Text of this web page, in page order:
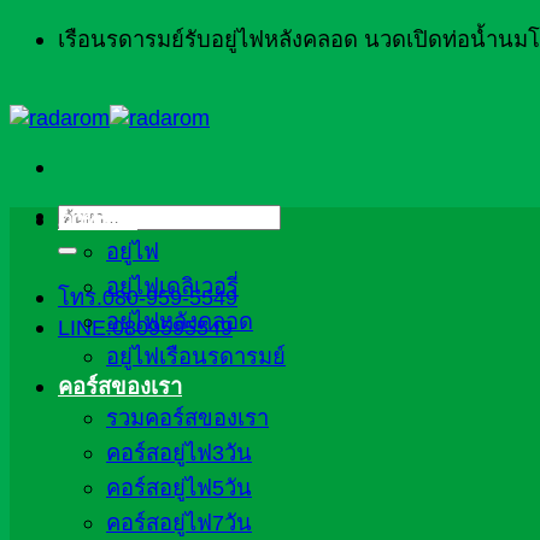
ข้าม
ยัง
เรือนรดารมย์รับอยู่ไฟหลังคลอด นวดเปิดท่อน้ำน
ค้นหา:
โทร.080-959-5549
LINE:0809595549
ภาพรวม
อยู่ไฟ
อยู่ไฟเดลิเวอรี่
อยู่ไฟหลังคลอด
อยู่ไฟเรือนรดารมย์
คอร์สของเรา
รวมคอร์สของเรา
คอร์สอยู่ไฟ3วัน
คอร์สอยู่ไฟ5วัน
คอร์สอยู่ไฟ7วัน